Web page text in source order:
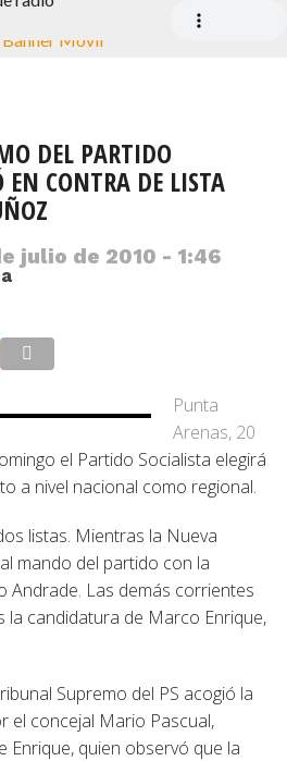
DEL PARTIDO
EN CONTRA DE LISTA
julio de 2010 - 1:46
Punta
Arenas, 20
el Partido Socialista elegirá
a nivel nacional como regional.
listas. Mientras la Nueva
mando del partido con la
Andrade. Las demás corrientes
la candidatura de Marco Enrique,
Supremo del PS acogió la
el concejal Mario Pascual,
Enrique, quien observó que la